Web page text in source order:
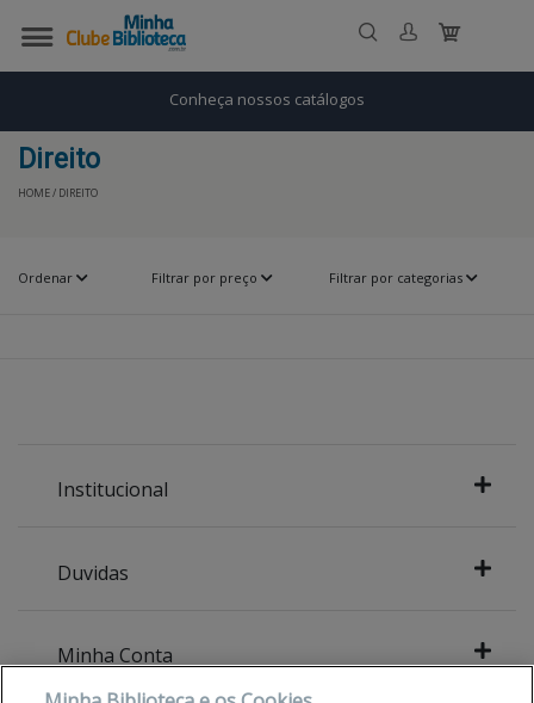
Conheça nossos catálogos
Direito
HOME / DIREITO
Ordenar Filtrar por preço Filtrar por categorias
Institucional
Duvidas
Minha Conta